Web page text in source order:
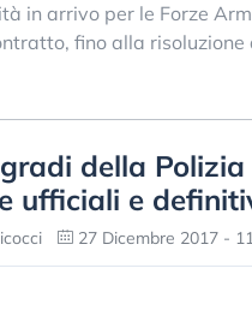
in arrivo per le Forze
fino alla risoluzione
della
ufficiali e
27 Dicembre 2017 -